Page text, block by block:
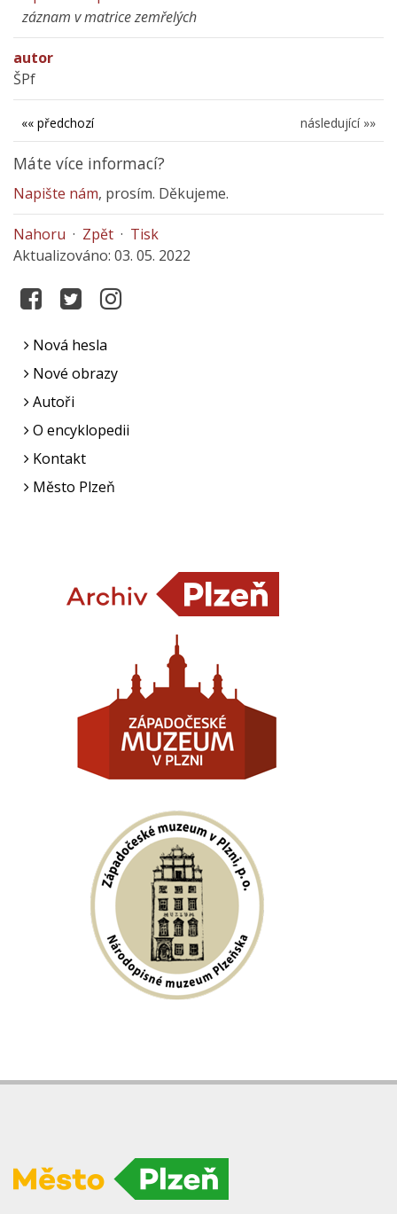
záznam v matrice zemřelých
autor
ŠPf
následující »»
«« předchozí
Máte více informací?
Napište nám, prosím. Děkujeme.
Nahoru · Zpět · Tisk
Aktualizováno: 03. 05. 2022
Nová hesla
Nové obrazy
Autoři
O encyklopedii
Kontakt
Město Plzeň